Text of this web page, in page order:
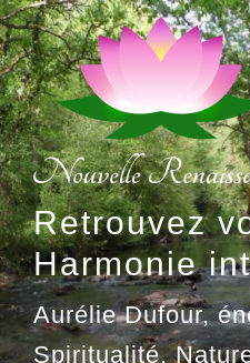
Aller
au
contenu
principal
Retrouvez
Harmonie
Aurélie Dufour,
Spiritualité,